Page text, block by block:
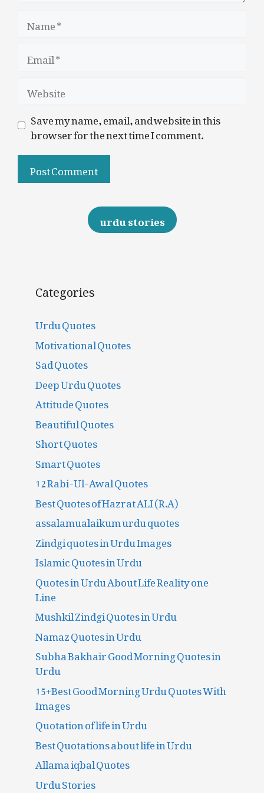
Name
Email
Website
Save my name, email, and website in this
browser for the next time I comment.
urdu stories
Categories
Urdu Quotes
Motivational Quotes
Sad Quotes
Deep Urdu Quotes
Attitude Quotes
Beautiful Quotes
Short Quotes
Smart Quotes
12 Rabi-Ul-Awal Quotes
Best Quotes of Hazrat ALI (R.A)
assalamualaikum urdu quotes
Zindgi quotes in Urdu Images
Islamic Quotes in Urdu
Quotes in Urdu About Life Reality one
Line
Mushkil Zindgi Quotes in Urdu
Namaz Quotes in Urdu
Subha Bakhair Good Morning Quotes in
Urdu
15+Best Good Morning Urdu Quotes With
Images
Quotation of life in Urdu
Best Quotations about life in Urdu
Allama iqbal Quotes
Urdu Stories